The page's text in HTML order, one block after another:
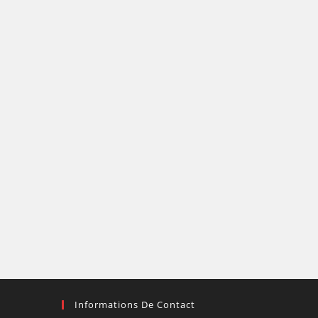
Informations De Contact